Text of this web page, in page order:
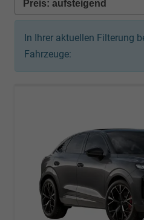
In Ihrer aktuellen Filterung
Fahrzeuge: